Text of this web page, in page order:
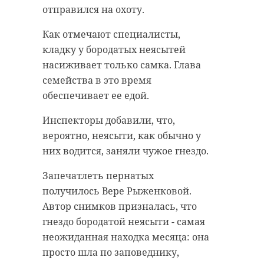
отправился на охоту.
Как отмечают специалисты,
кладку у бородатых неясытей
насиживает только самка. Глава
семейства в это время
обеспечивает ее едой.
Инспекторы добавили, что,
вероятно, неясыти, как обычно у
них водится, заняли чужое гнездо.
Запечатлеть пернатых
получилось Вере Рыженковой.
Автор снимков призналась, что
гнездо бородатой неясыти - самая
неожиданная находка месяца: она
просто шла по заповеднику,
станции метро "Проспект
Ветеранов".
Первый рейс из Волосово
назначили на 05:20 и в 17:20, из
Северной столицы - в 09:30 и 20:00.
Ленобласти
сланцы
общественный транспорт
автобусы
При пожаре в
Сланцах погиб
человек
Сланцах загорелась квартира в одном
из домов на улице Кирова. При
пожаре погиб один человек. Еще
одного жильца спасли огнеборцы.
Как ранее сообщал 47channel, один
человек погиб, еще одного из
жильцов удалось спасти. Общая
площадь возгорания составила 10
"квадратов".